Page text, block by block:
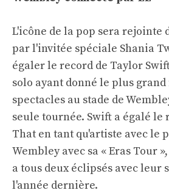
L'icône de la pop sera rejointe
par l'invitée spéciale Shania
égaler le record de Taylor
solo ayant donné le plus
spectacles au stade de
seule tournée. Swift a égalé le
That en tant qu'artiste avec le
Wembley avec sa « Eras Tour
a tous deux éclipsés avec leur
l'année dernière.